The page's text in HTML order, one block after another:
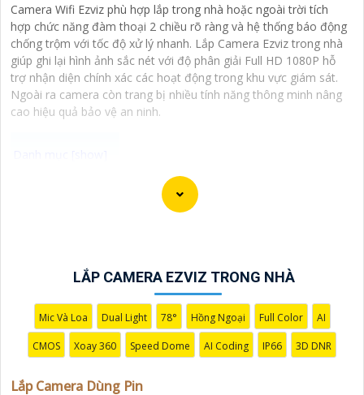
Camera Wifi Ezviz phù hợp lắp trong nhà hoặc ngoài trời tích
hợp chức năng đàm thoại 2 chiều rõ ràng và hệ thống báo động
chống trộm với tốc độ xử lý nhanh. Lắp Camera Ezviz trong nhà
giúp ghi lại hình ảnh sắc nét với độ phân giải Full HD 1080P hỗ
trợ nhận diện chính xác các hoạt động trong khu vực giám sát.
Ngoài ra camera còn trang bị nhiều tính năng thông minh nâng
cao hiệu quả bảo vệ an ninh.
Camera Quan Sát Dùng Pin chính hãng là giải pháp an
ninh tiện lợi và hiệu quả cho gia đình và văn phòng cửa
mới pin bền bỉ đảm bảo hoạt động liên tục giá rẻ.
LẮP CAMERA EZVIZ TRONG NHÀ
Mic Và Loa Dual Light 78° Hồng Ngoại Full Color AI
CMOS Xoay 360 Speed Dome AI Coding IP66 3D DNR
Lắp Camera Dùng Pin